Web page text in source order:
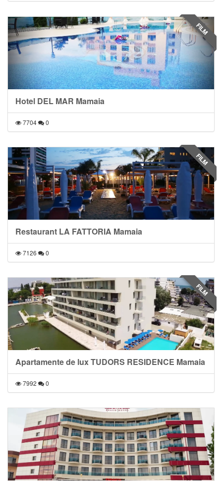
Hotel DEL MAR Mamaia
7704 0
FILM
Restaurant LA FATTORIA Mamaia
7126 0
FILM
Apartamente de lux TUDORS RESIDENCE Mamaia
7992 0
FILM